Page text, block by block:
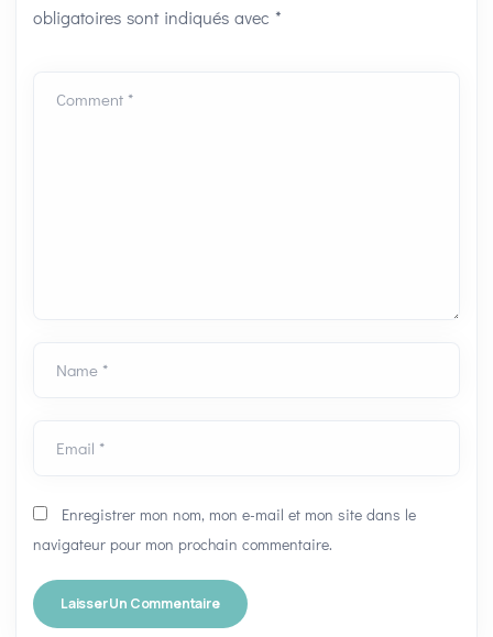
obligatoires sont indiqués avec *
Comment *
Name *
Email *
Enregistrer mon nom, mon e-mail et mon site dans le
navigateur pour mon prochain commentaire.